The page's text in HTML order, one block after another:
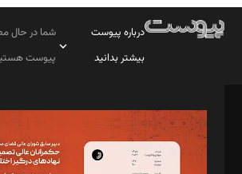
درباره پیوست
بیشتر بدانید
شما در حال
پیوست
مدیر مسئول: محمدباقر اثنی‌عشری
سردبیر: مهرک محمودی
دبیر تحریریه: میثم قاسمی